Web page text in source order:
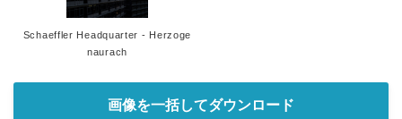
Schaeffler Headquarter - Herzoge
naurach
画像を一括してダウンロード